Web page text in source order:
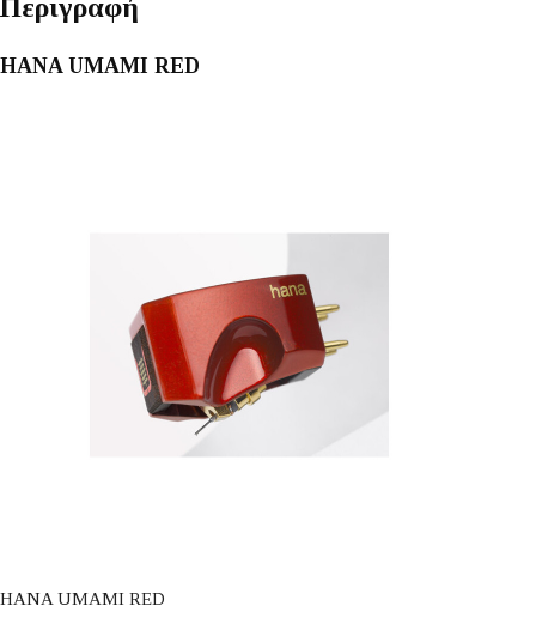
Περιγραφή
HANA UMAMI RED
HANA UMAMI RED